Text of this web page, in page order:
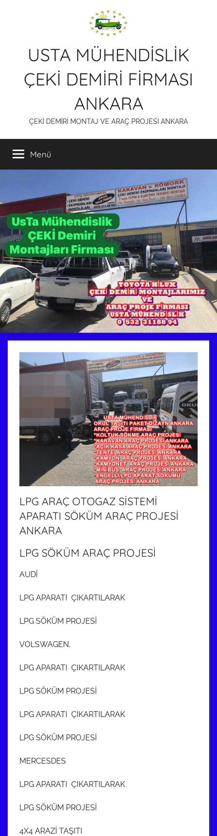
USTA MÜHENDİSLİK
ÇEKİ DEMİRİ FİRMASI
ANKARA
ÇEKİ DEMİRİ MONTAJ VE ARAÇ PROJESİ ANKARA
Menü
LPG ARAÇ OTOGAZ SİSTEMİ
APARATI SÖKÜM ARAÇ PROJESİ
ANKARA
LPG SÖKÜM ARAÇ PROJESİ
AUDİ
LPG APARATI ÇIKARTILARAK
LPG SÖKÜM PROJESİ
VOLSWAGEN,
LPG APARATI ÇIKARTILARAK
LPG SÖKÜM PROJESİ
LPG APARATI ÇIKARTILARAK
LPG SÖKÜM PROJESİ
MERCESDES
LPG APARATI ÇIKARTILARAK
LPG SÖKÜM PROJESİ
4X4 ARAZİ TAŞITI